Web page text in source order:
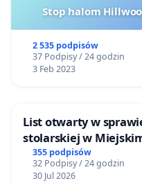
Stop halom
2 535 podpisów
37 Podpisy / 24 godzin
3 Feb 2023
List otwarty w
stolarskiej w
Gdańsku
355 podpisów
32 Podpisy / 24 godzin
30 Jul 2026